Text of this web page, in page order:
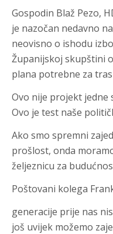
Gospodin Blaž Pezo,
je nazočan nedavno
neovisno o ishodu
Županijskoj skupštini
plana potrebne za
Ovo nije projekt jedne
Ovo je test naše
Ako smo spremni
prošlost, onda
željeznicu za
Poštovani kolega
generacije prije nas
još uvijek možemo